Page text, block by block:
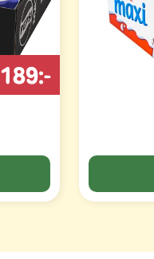
189:-